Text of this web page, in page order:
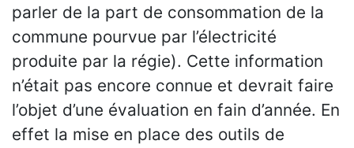
parler de la part de consommation de la
commune pourvue par l’électricité
produite par la régie). Cette information
n’était pas encore connue et devrait faire
l’objet d’une évaluation en fain d’année. En
effet la mise en place des outils de